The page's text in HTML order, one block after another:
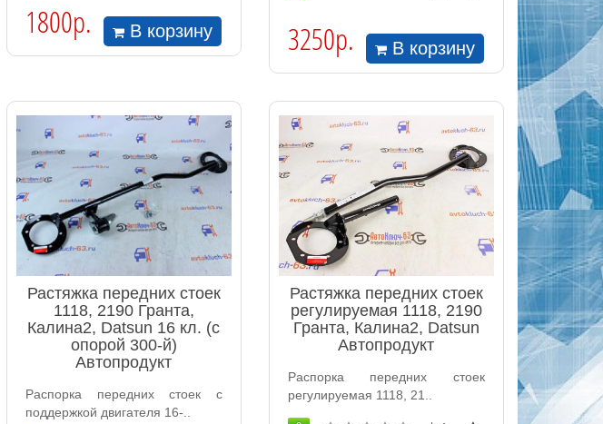
1800р. В корзину 3250р. В корзину
Растяжка передних стоек
1118, 2190 Гранта,
Калина2, Datsun 16 кл. (с
опорой 300-й)
Автопродукт
Распорка передних стоек с
поддержкой двигателя 16-..
Растяжка передних стоек
регулируемая 1118, 2190
Гранта, Калина2, Datsun
Автопродукт
Распорка передних стоек
регулируемая 1118, 21..